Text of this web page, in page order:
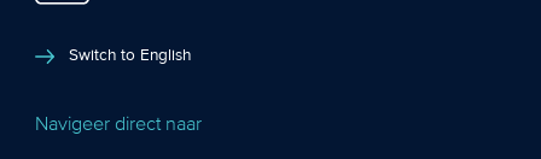
Switch to English
Navigeer direct naar